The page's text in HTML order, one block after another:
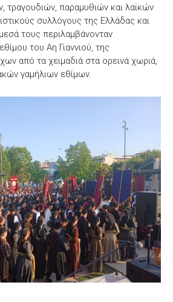
παραμυθιών και λαϊκών
συλλόγους της Ελλάδας και
τους περιλαμβάνονταν
του Αη Γιαννιού, της
από τα χειμαδιά στα ορεινά χωριά,
γαμήλιων εθίμων.